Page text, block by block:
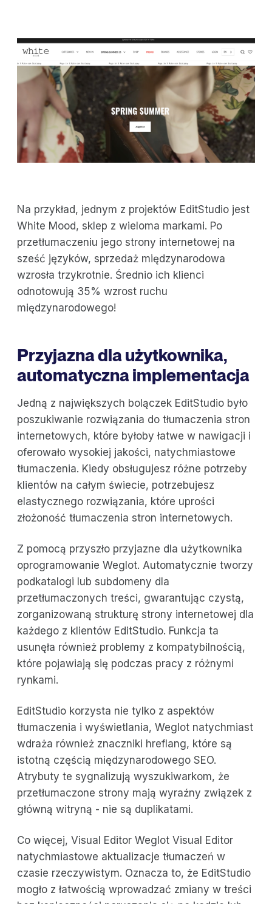
Na przykład, jednym z projektów EditStudio jest
White Mood, sklep z wieloma markami. Po
przetłumaczeniu jego strony internetowej na
sześć języków, sprzedaż międzynarodowa
wzrosła trzykrotnie. Średnio ich klienci
odnotowują 35% wzrost ruchu
międzynarodowego!
Przyjazna dla użytkownika,
automatyczna implementacja
Jedną z największych bolączek EditStudio było
poszukiwanie rozwiązania do tłumaczenia stron
internetowych, które byłoby łatwe w nawigacji i
oferowało wysokiej jakości, natychmiastowe
tłumaczenia. Kiedy obsługujesz różne potrzeby
klientów na całym świecie, potrzebujesz
elastycznego rozwiązania, które uprości
złożoność tłumaczenia stron internetowych.
Z pomocą przyszło przyjazne dla użytkownika
oprogramowanie Weglot. Automatycznie tworzy
podkatalogi lub subdomeny dla
przetłumaczonych treści, gwarantując czystą,
zorganizowaną strukturę strony internetowej dla
każdego z klientów EditStudio. Funkcja ta
usunęła również problemy z kompatybilnością,
które pojawiają się podczas pracy z różnymi
rynkami.
EditStudio korzysta nie tylko z aspektów
tłumaczenia i wyświetlania, Weglot natychmiast
wdraża również znaczniki hreflang, które są
istotną częścią międzynarodowego SEO.
Atrybuty te sygnalizują wyszukiwarkom, że
przetłumaczone strony mają wyraźny związek z
główną witryną - nie są duplikatami.
Co więcej, Visual Editor Weglot Visual Editor
natychmiastowe aktualizacje tłumaczeń w
czasie rzeczywistym. Oznacza to, że EditStudio
mogło z łatwością wprowadzać zmiany w treści